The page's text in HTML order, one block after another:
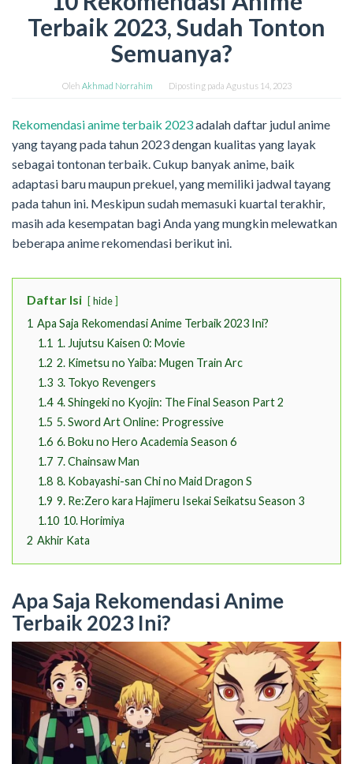
Terbaik 2023, Sudah Tonton
Semuanya?
Oleh Akhmad Norrahim Diposting pada Agustus 14, 2023
Rekomendasi anime terbaik 2023adalah daftar judul anime
yang tayang pada tahun 2023 dengan kualitas yang layak
sebagai tontonan terbaik. Cukup banyak anime, baik
adaptasi baru maupun prekuel, yang memiliki jadwal tayang
pada tahun ini. Meskipun sudah memasuki kuartal terakhir,
masih ada kesempatan bagi Anda yang mungkin melewatkan
beberapa anime rekomendasi berikut ini.
Daftar Isi hide
1 Apa Saja Rekomendasi Anime Terbaik 2023 Ini?
1.1 1. Jujutsu Kaisen 0: Movie
1.2 2. Kimetsu no Yaiba: Mugen Train Arc
1.3 3. Tokyo Revengers
1.4 4. Shingeki no Kyojin: The Final Season Part 2
1.5 5. Sword Art Online: Progressive
1.6 6. Boku no Hero Academia Season 6
1.7 7. Chainsaw Man
1.8 8. Kobayashi-san Chi no Maid Dragon S
1.9 9. Re:Zero kara Hajimeru Isekai Seikatsu Season 3
1.10 10. Horimiya
2 Akhir Kata
Apa Saja Rekomendasi Anime
Terbaik 2023 Ini?